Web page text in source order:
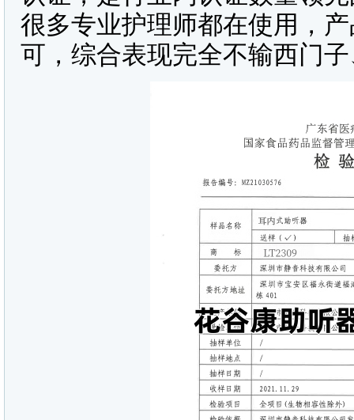
很多专业护理师都在使用，
可，综合表现完全不输西门